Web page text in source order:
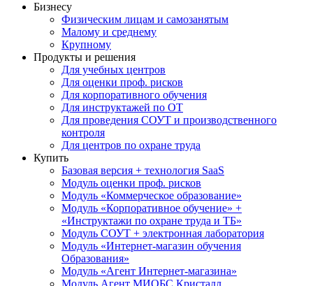
Бизнесу
Физическим лицам и самозанятым
Малому и среднему
Крупному
Продукты и решения
Для учебных центров
Для оценки проф. рисков
Для корпоративного обучения
Для инструктажей по ОТ
Для проведения СОУТ и производственного
контроля
Для центров по охране труда
Купить
Базовая версия + технология SaaS
Модуль оценки проф. рисков
Модуль «Коммерческое образование»
Модуль «Корпоративное обучение» +
«Инструктажи по охране труда и ТБ»
Модуль СОУТ + электронная лаборатория
Модуль «Интернет-магазин обучения
Образования»
Модуль «Агент Интернет-магазина»
Модуль Агент МИОБС Кристалл